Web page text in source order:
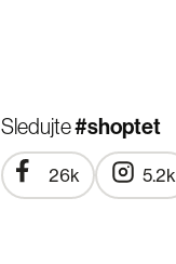
Sledujte#shoptet
26k 5.2k